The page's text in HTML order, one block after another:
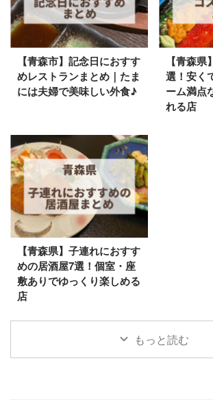
【青森市】記念日におすす
めレストランまとめ｜たま
には夫婦で美味しい外食♪
【青森
選！安く
ーム満点
れる店
【青森県】子連れにおすす
めの居酒屋7選！個室・座
敷ありでゆっくり楽しめる
店
もっと読む